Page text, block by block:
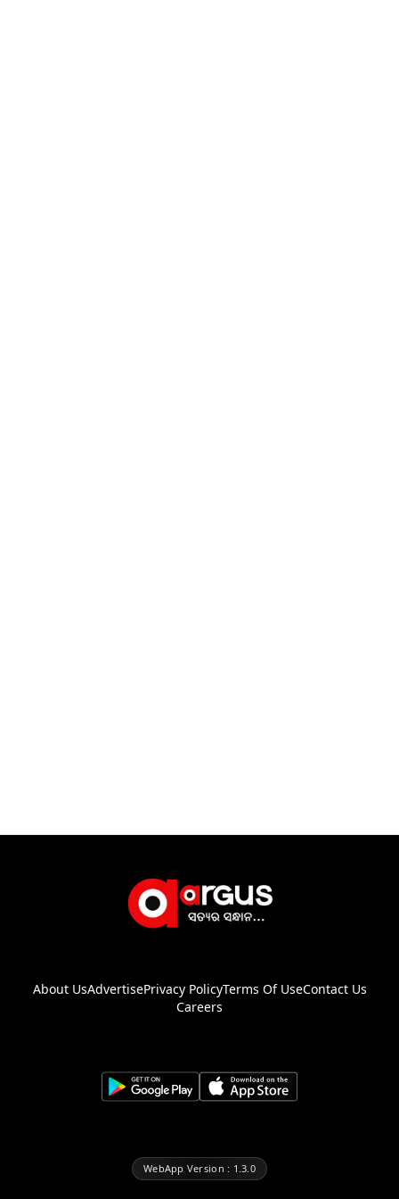
About UsAdvertisePrivacy PolicyTerms Of UseContact Us
Careers
WebApp Version : 1.3.0